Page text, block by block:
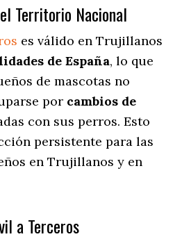
Territorio Nacional
es válido en Trujillanos
de España, lo que
de mascotas no
por cambios de
con sus perros. Esto
persistente para las
en Trujillanos y en
a Terceros